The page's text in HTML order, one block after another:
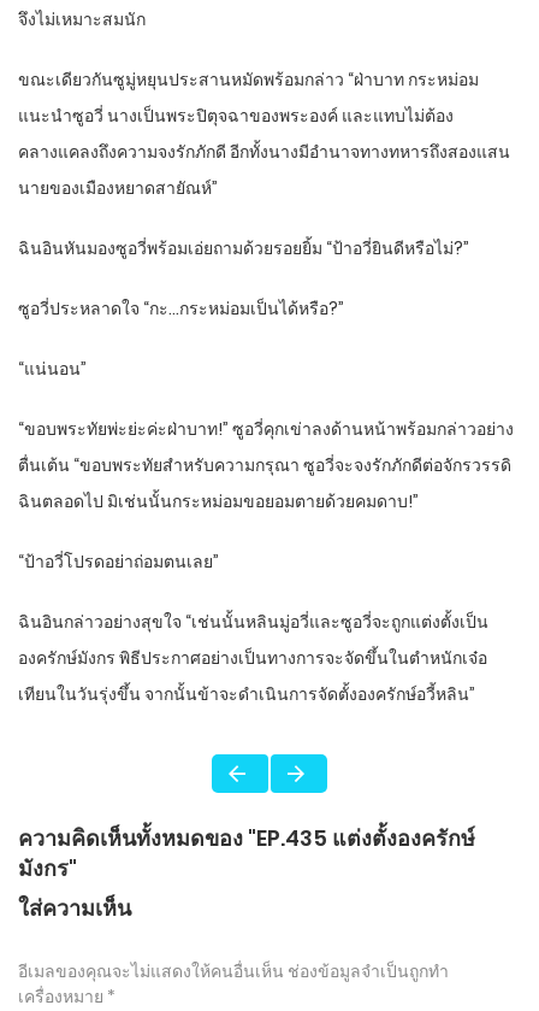
จึงไม่เหมาะสม​นัก​
ขณะเดียวกัน​ซูมู่หยุ​น​ประสาน​หมัด​พร้อม​กล่าว​ “ฝ่าบาท​ กระหม่อม​
แนะนำ​ซูอวี่​ นาง​เป็น​พระ​ปิตุจฉา​ของ​พระองค์​ และ​แทบ​ไม่ต้อง​
คลางแคลง​ถึงความจงรักภักดี​ อีก​ทั้ง​นาง​มีอำนาจ​ทางทหาร​ถึงสอง​แสน​
นาย​ของ​เมือง​หยาด​สายัณห์​”
ฉิน​อิน​หัน​มอง​ซูอวี่​พร้อม​เอ่ย​ถามด้วย​รอยยิ้ม​ “ป้า​อวี่​ยินดี​หรือไม่​?”
ซูอวี่​ประหลาดใจ​ “กะ​…กระหม่อม​เป็นได้​หรือ​?”
“แน่นอน​”
“ขอบ​พระทัย​พ่ะย่ะค่ะ​ฝ่าบาท​!” ซูอวี่​คุกเข่า​ลง​ด้านหน้า​พร้อม​กล่าว​อย่าง​
ตื่นเต้น​ “ขอบ​พระทัย​สำหรับ​ความกรุณา​ ซูอวี่​จะจงรักภักดี​ต่อ​จักรวรรดิ​
ฉิน​ตลอดไป​ มิเช่นนั้น​กระหม่อม​ขอ​ยอม​ตาย​ด้วย​คม​ดาบ​!”
“ป้า​อวี่​โปรด​อย่า​ถ่อมตน​เลย​”
ฉิน​อิน​กล่าว​อย่าง​สุขใจ​ “เช่นนั้น​หลิน​มู่อวี่​และ​ซูอวี่​จะถูก​แต่งตั้ง​เป็น​
องครักษ์​มังกร​ พิธี​ประกาศ​อย่าง​เป็นทางการ​จะจัด​ขึ้น​ใน​ตำหนัก​เจ๋อ​
เทียน​ใน​วันรุ่งขึ้น​ จากนั้น​ข้า​จะดำเนินการ​จัดตั้ง​องครักษ์​อวี้​หลิน​”
ความคิดเห็นทั้งหมดของ "EP.435 แต่งตั้งองครักษ์
มังกร"
ใส่ความเห็น
อีเมลของคุณจะไม่แสดงให้คนอื่นเห็น ช่องข้อมูลจำเป็นถูกทำ
เครื่องหมาย *